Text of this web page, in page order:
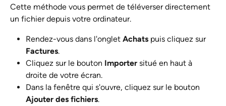
Cette méthode vous permet de téléverser directement
un fichier depuis votre ordinateur.
Rendez-vous dans l'onglet Achats puis cliquez sur
Factures.
Cliquez sur le bouton Importer situé en haut à
droite de votre écran.
Dans la fenêtre qui s'ouvre, cliquez sur le bouton
Ajouter des fichiers.